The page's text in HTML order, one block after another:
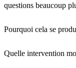
questions beaucoup
Pourquoi cela se
Quelle intervention